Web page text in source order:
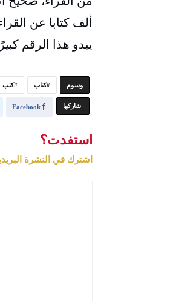
ألف كتابا عن
يبدو هذا الرقم
‫‫‫‫وسوم‬ كتاب كتب
‫‫ شاركها‬ Facebook
استفدت؟
اشترك في النشرة